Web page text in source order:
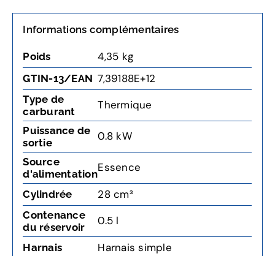
Informations complémentaires
Poids 4,35 kg
GTIN-13/EAN 7,39188E+12
Type de
carburant
Thermique
Puissance de
sortie
0.8 kW
Source
d'alimentationEssence
Cylindrée 28 cm³
Contenance
du réservoir
0.5 l
Harnais Harnais simple